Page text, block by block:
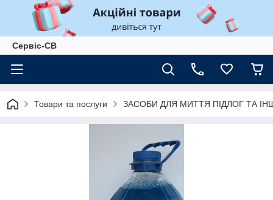
Сервіс-СВ
Товари та послуги ЗАСОБИ ДЛЯ МИТТЯ ПІДЛОГ ТА